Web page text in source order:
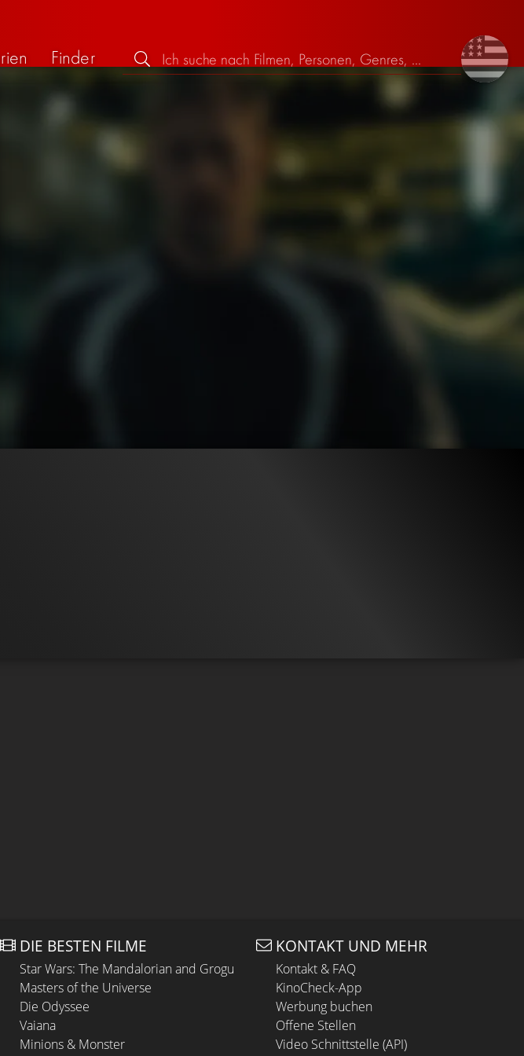
Finder
DIE BESTEN FILME
Star Wars: The Mandalorian and Grogu
Masters of the Universe
Die Odyssee
Vaiana
Minions & Monster
KONTAKT UND MEHR
Kontakt & FAQ
KinoCheck-App
Werbung buchen
Offene Stellen
Video Schnittstelle (API)